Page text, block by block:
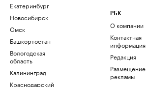
Екатеринбург
Новосибирск
Омск
Башкортостан
Вологодская
область
Калининград
Краснодарский
РБК
О компании
Контактная
информация
Редакция
Размещение
рекламы